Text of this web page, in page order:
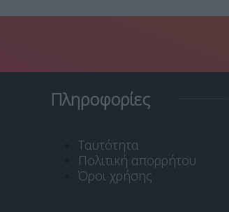
Πληροφορίες
Ταυτότητα
Πολιτική απορρήτου
Όροι χρήσης